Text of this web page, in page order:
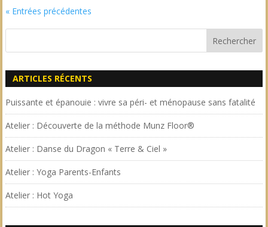
« Entrées précédentes
ARTICLES RÉCENTS
Puissante et épanouie : vivre sa péri- et ménopause sans fatalité
Atelier : Découverte de la méthode Munz Floor®
Atelier : Danse du Dragon « Terre & Ciel »
Atelier : Yoga Parents-Enfants
Atelier : Hot Yoga